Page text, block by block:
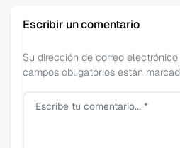
Escribir un comentario
Su dirección de correo
campos obligatorios están